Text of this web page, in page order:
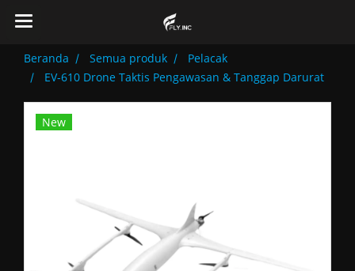
Beranda Semua produk
Pelacak
EV-610 Drone Taktis Pengawasan & Tanggap Darurat
New